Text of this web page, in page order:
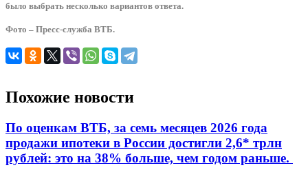
было выбрать несколько вариантов ответа.
Фото – Пресс-служба ВТБ.
Похожие новости
По оценкам ВТБ, за семь месяцев 2026 года
продажи ипотеки в России достигли 2,6* трлн
рублей: это на 38% больше, чем годом раньше.